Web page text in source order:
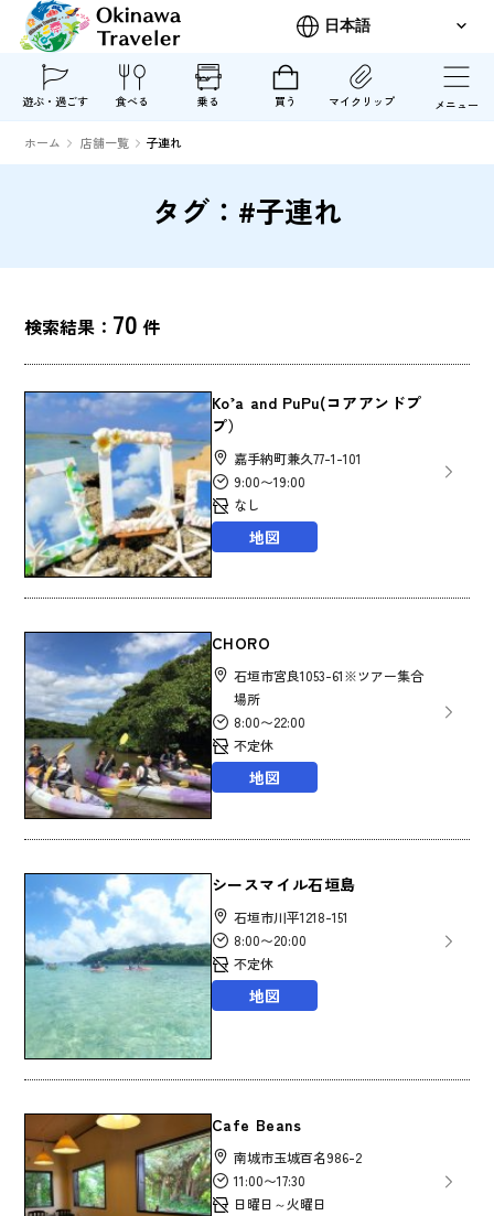
遊ぶ・過ごす 食べる 乗る 買う マイクリップ メニュー
ホーム 店舗一覧 子連れ
タグ：#子連れ
検索結果： 70 件
Ko’a and PuPu(コアアンドプ
プ）
嘉手納町兼久77-1-101
9:00〜19:00
なし
地図
CHORO
石垣市宮良1053-61※ツアー集合
場所
8:00〜22:00
不定休
地図
シースマイル石垣島
石垣市川平1218-151
8:00〜20:00
不定休
地図
Cafe Beans
南城市玉城百名986-2
11:00〜17:30
日曜日～火曜日